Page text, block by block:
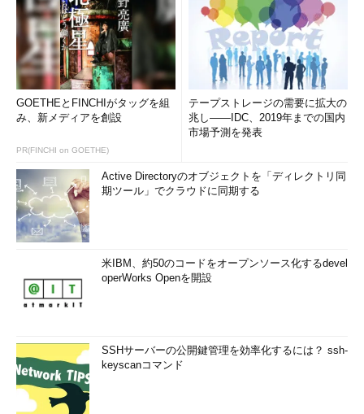
GOETHEとFINCHIがタッグを組
み、新メディアを創設
PR(FINCHI on GOETHE)
テープストレージの需要に拡大の
兆し――IDC、2019年までの国内
市場予測を発表
Active Directoryのオブジェクトを「ディレクトリ同
期ツール」でクラウドに同期する
米IBM、約50のコードをオープンソース化するdevel
operWorks Openを開設
SSHサーバーの公開鍵管理を効率化するには？ ssh-
keyscanコマンド